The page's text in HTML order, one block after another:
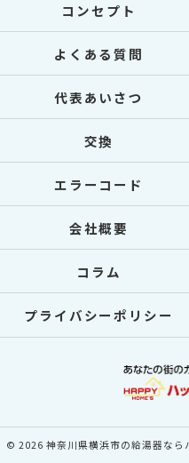
コンセプト
よくある質問
代表あいさつ
交換
エラーコード
会社概要
コラム
プライバシーポリシー
© 2026 神奈川県横浜市の給湯器なら